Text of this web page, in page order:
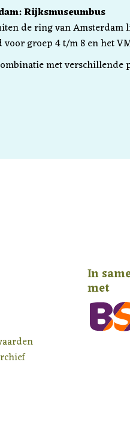
Rijksmuseumbus
de ring van
voor groep 4 t/m 8 en het
met verschillende
In
met